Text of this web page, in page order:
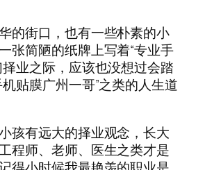
的街口，也有一些朴素的小
张简陋的纸牌上写着“专业手
业之际，应该也没想过会踏
贴膜广州一哥”之类的人生道
孩有远大的择业观念，长大
程师、老师、医生之类才是